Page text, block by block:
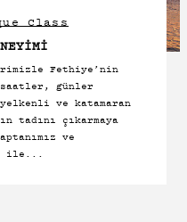
Class
Fethiye’nin
günler
ve katamaran
tadını çıkarmaya
ve
ile...